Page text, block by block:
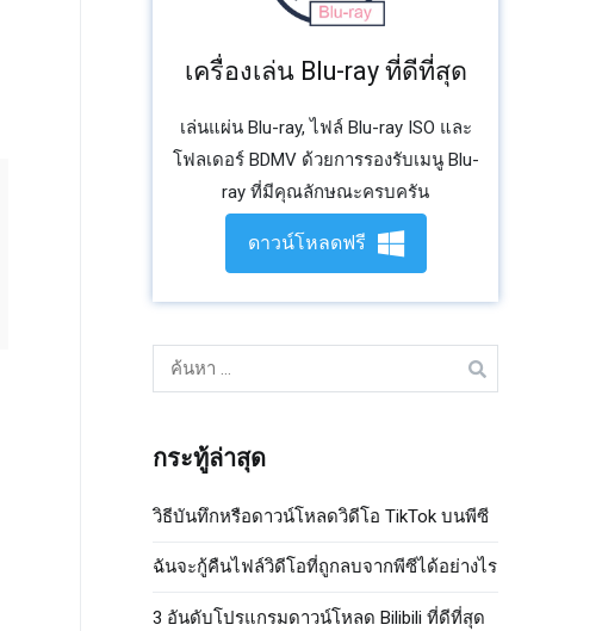
เครื่องเล่น Blu-ray ที่ดีที่สุด
เล่นแผ่น Blu-ray, ไฟล์ Blu-ray ISO และ
โฟลเดอร์ BDMV ด้วยการรองรับเมนู Blu-
ray ที่มีคุณลักษณะครบครัน
ดาวน์โหลดฟรี
ค้นหา:
กระทู้ล่าสุด
วิธีบันทึกหรือดาวน์โหลดวิดีโอ TikTok บนพีซี
ฉันจะกู้คืนไฟล์วิดีโอที่ถูกลบจากพีซีได้อย่างไร
3 อันดับโปรแกรมดาวน์โหลด Bilibili ที่ดีที่สุด